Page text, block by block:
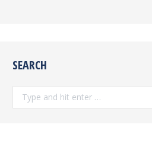
SEARCH
Search: